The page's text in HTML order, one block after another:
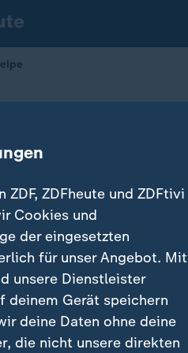
ZDFheute und ZDFtivi
Cookies und
der eingesetzten
für unser Angebot. Mit
unsere Dienstleister
deinem Gerät speichern
deine Daten ohne deine
die nicht unsere direkten